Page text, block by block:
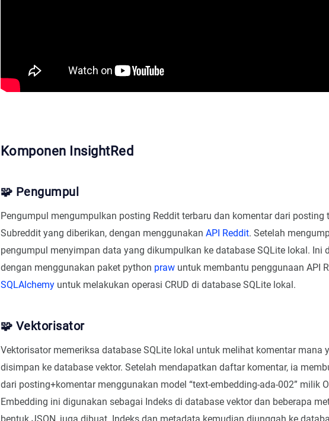
Komponen InsightRed
🧩 Pengumpul
Pengumpul mengumpulkan posting Reddit terbaru dan komentar dari posting
Subreddit yang diberikan, dengan menggunakan API Reddit. Setelah
pengumpul menyimpan data yang dikumpulkan ke database SQLite lokal. Ini
dengan menggunakan paket python praw untuk membantu penggunaan API
SQLAlchemy untuk melakukan operasi CRUD di database SQLite lokal.
🧩 Vektorisator
Vektorisator memeriksa database SQLite lokal untuk melihat komentar mana
disimpan ke database vektor. Setelah mendapatkan daftar komentar, ia
dari posting+komentar menggunakan model “text-embedding-ada-002” milik
Embedding ini digunakan sebagai Indeks di database vektor dan beberapa